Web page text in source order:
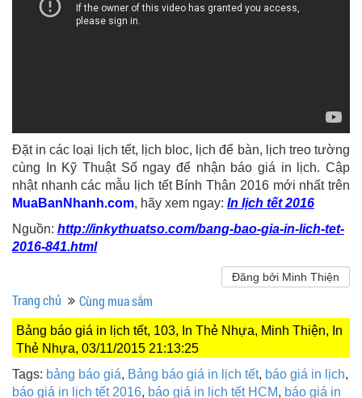
Đặt in các loại lịch tết, lịch bloc, lịch để bàn, lịch treo tường
cùng In Kỹ Thuật Số ngay để nhận báo giá in lịch. Cập
nhật nhanh các mẫu lịch tết Bính Thân 2016 mới nhất trên
MuaBanNhanh.com, hãy xem ngay: In lịch tết 2016
Nguồn: http://inkythuatso.com/bang-bao-gia-in-lich-tet-
2016-841.html
Đăng bởi Minh Thiện
Trang chủ Cùng mua sắm
Bảng báo giá in lịch tết, 103, In Thẻ Nhựa, Minh Thiện, In
Thẻ Nhựa, 03/11/2015 21:13:25
Tags: bảng báo giá, Bảng báo giá in lịch tết, báo giá in lịch,
báo giá in lịch tết 2016, báo giá in lịch tết HCM, báo giá in